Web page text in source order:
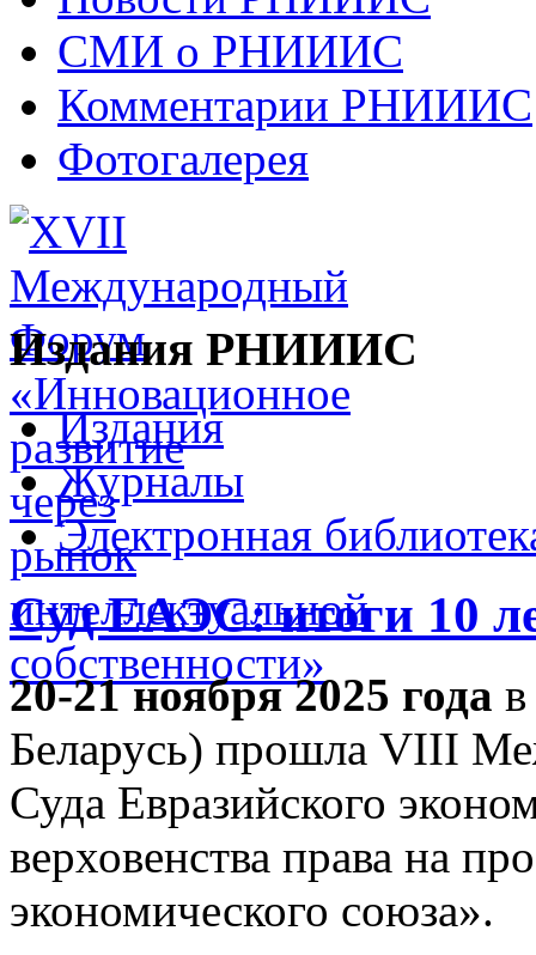
СМИ о РНИИИС
Комментарии РНИИИС
Фотогалерея
Издания РНИИИС
Издания
Журналы
Электронная
Суд ЕАЭС: итоги 10
20-21 ноября 2025 года
Беларусь) прошла VIII
Суда Евразийского
верховенства права на
экономического союза».